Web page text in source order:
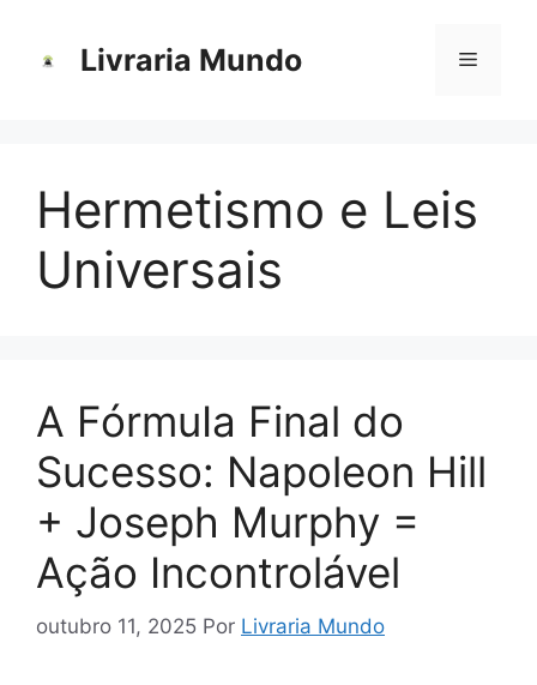
Livraria Mundo Menu
Hermetismo e Leis
Universais
A FórmuIa Final do
Sucesso: Napoleon Hill
+ Joseph Murphy =
Ação Incontrolável
outubro 11, 2025 Por Livraria Mundo